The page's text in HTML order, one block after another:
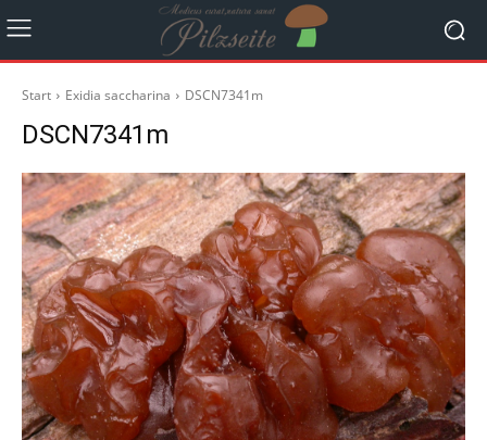
Start Exidia saccharina DSCN7341m
DSCN7341m